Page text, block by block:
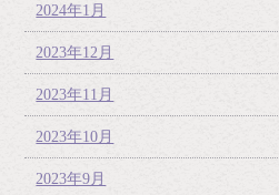
2024年1月
2023年12月
2023年11月
2023年10月
2023年9月